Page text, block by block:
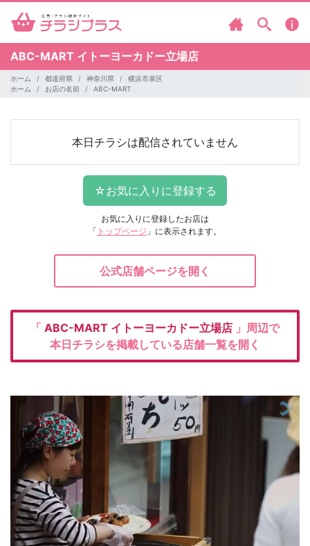
ABC-MART イトーヨーカドー立場店
ホーム 都道府県 神奈川県
横浜市泉区
ホーム
お店の名前 ABC-MART
本日チラシは配信されていません
お気に入りに登録したお店は
「 トップページ 」に表示されます。
公式店舗ページを開く
「 ABC-MART イトーヨーカドー立場店 」周辺で
本日チラシを掲載している店舗一覧を開く